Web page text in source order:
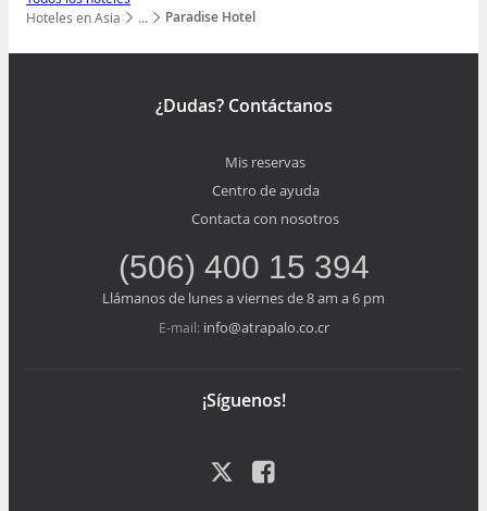
…
Mostrar todos los niveles
Hoteles en Asia Paradise Hotel
¿Dudas? Contáctanos
Mis reservas
Centro de ayuda
Contacta con nosotros
(506) 400 15 394
Llámanos de lunes a viernes de 8 am a 6 pm
E-mail: info@atrapalo.co.cr
¡Síguenos!